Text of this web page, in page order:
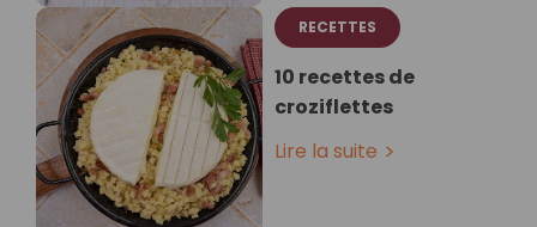
RECETTES
10 recettes de
croziflettes
Lire la suite